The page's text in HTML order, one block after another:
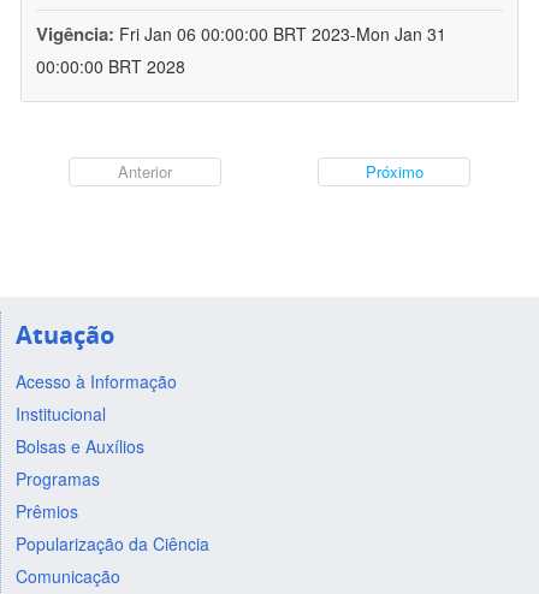
Vigência: Fri Jan 06 00:00:00 BRT 2023-Mon Jan 31
00:00:00 BRT 2028
Anterior Próximo
Atuação
Acesso à Informação
Institucional
Bolsas e Auxílios
Programas
Prêmios
Popularização da Ciência
Comunicação